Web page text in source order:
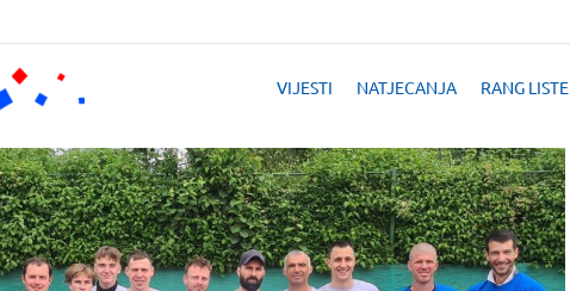
VIJESTI NATJECANJA RANG LISTE